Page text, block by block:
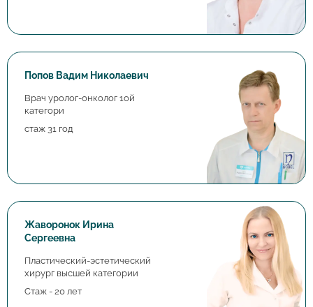
Попов Вадим Николаевич
Врач уролог-онколог 1ой
категори
стаж 31 год
Жаворонок Ирина
Сергеевна
Пластический-эстетический
хирург высшей категории
Стаж - 20 лет